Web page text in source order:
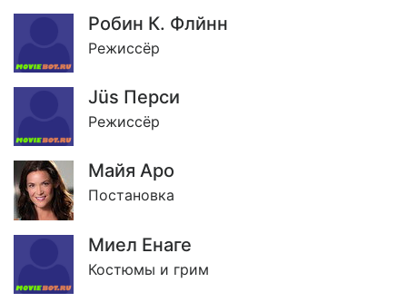
Робин К. Флйнн
Режиссёр
Jüs Перси
Режиссёр
Майя Аро
Постановка
Миел Енаге
Костюмы и грим